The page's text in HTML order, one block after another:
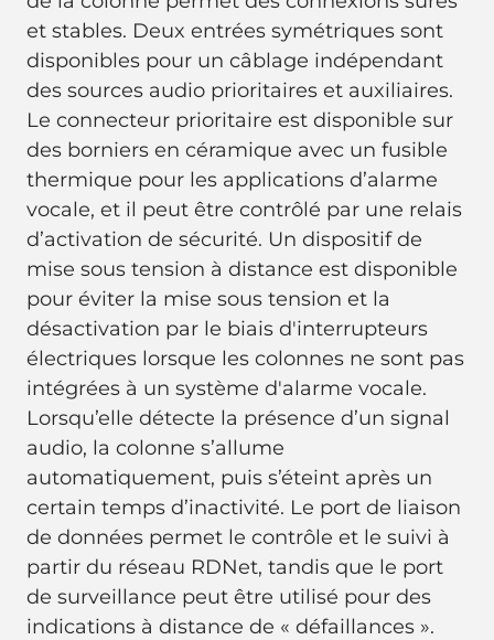
et stables. Deux entrées symétriques sont
disponibles pour un câblage indépendant
des sources audio prioritaires et auxiliaires.
Le connecteur prioritaire est disponible sur
des borniers en céramique avec un fusible
thermique pour les applications d’alarme
vocale, et il peut être contrôlé par une relais
d’activation de sécurité. Un dispositif de
mise sous tension à distance est disponible
pour éviter la mise sous tension et la
désactivation par le biais d'interrupteurs
électriques lorsque les colonnes ne sont pas
intégrées à un système d'alarme vocale.
Lorsqu’elle détecte la présence d’un signal
audio, la colonne s’allume
automatiquement, puis s’éteint après un
certain temps d’inactivité. Le port de liaison
de données permet le contrôle et le suivi à
partir du réseau RDNet, tandis que le port
de surveillance peut être utilisé pour des
indications à distance de « défaillances ».